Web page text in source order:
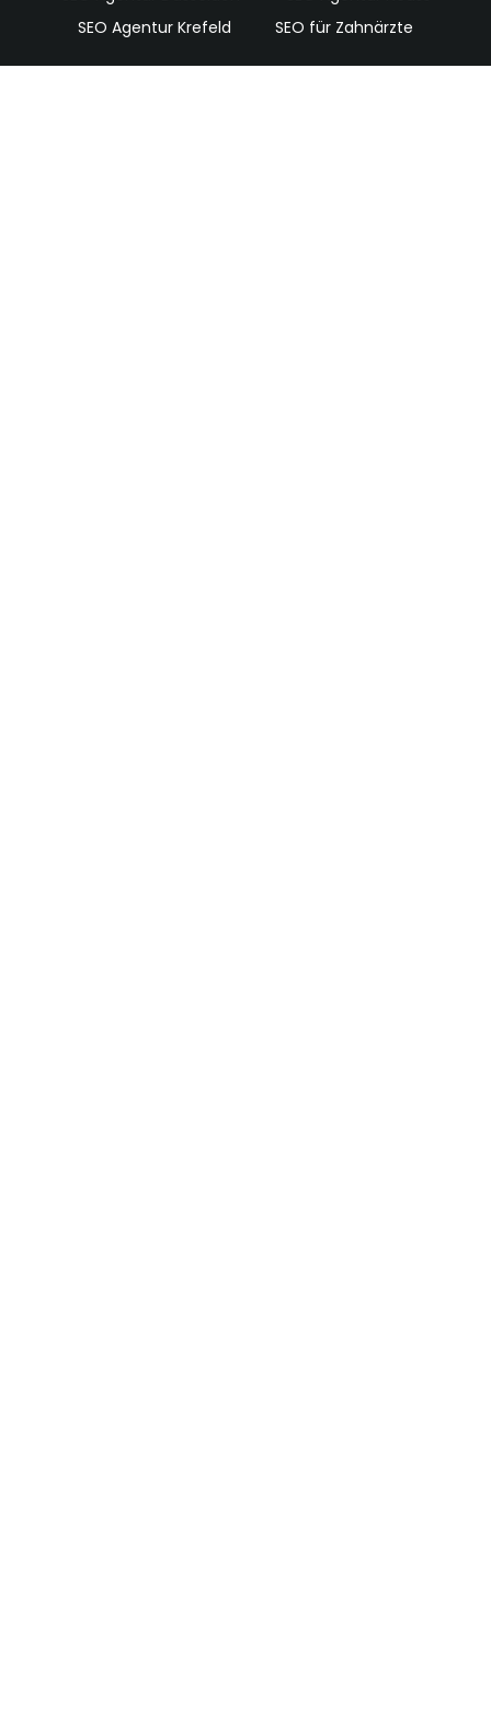
SEO Agentur Krefeld
SEO für Zahnärzte